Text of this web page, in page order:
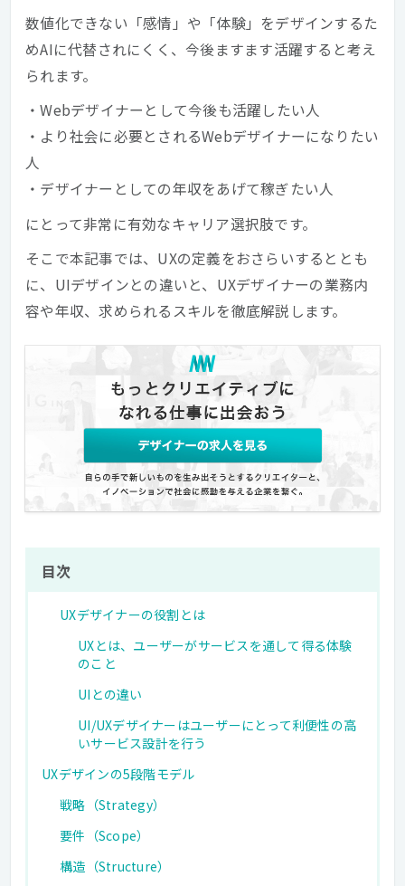
数値化できない「感情」や「体験」をデザインするた
めAIに代替されにくく、今後ますます活躍すると考え
られます。
・Webデザイナーとして今後も活躍したい人
・より社会に必要とされるWebデザイナーになりたい
人
・デザイナーとしての年収をあげて稼ぎたい人
にとって非常に有効なキャリア選択肢です。
そこで本記事では、UXの定義をおさらいするととも
に、UIデザインとの違いと、UXデザイナーの業務内
容や年収、求められるスキルを徹底解説します。
目次
UXデザイナーの役割とは
UXとは、ユーザーがサービスを通して得る体験
のこと
UIとの違い
UI/UXデザイナーはユーザーにとって利便性の高
いサービス設計を行う
UXデザインの5段階モデル
戦略（Strategy）
要件（Scope）
構造（Structure）